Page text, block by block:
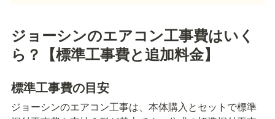
ジョーシンのエアコン工事費はいく
ら？【標準工事費と追加料金】
標準工事費の目安
ジョーシンのエアコン工事は、本体購入とセットで標準